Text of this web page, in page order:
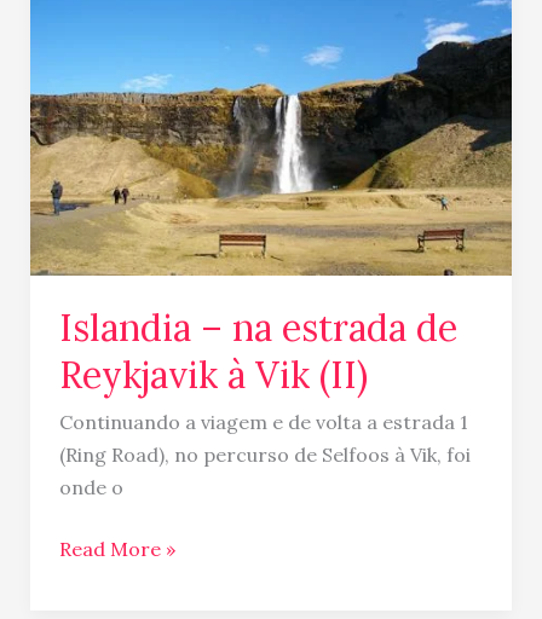
Islandia – na estrada de
Reykjavik à Vik (II)
Continuando a viagem e de volta a estrada 1
(Ring Road), no percurso de Selfoos à Vik, foi
onde o
de
Reykjavik
à
Vik
(II)
Read More »